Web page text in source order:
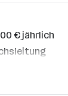
€ jährlich